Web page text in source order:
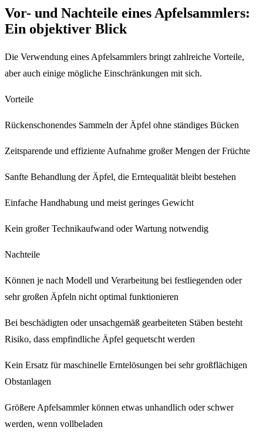
Vor- und Nachteile eines Apfelsammlers:
Ein objektiver Blick
Die Verwendung eines Apfelsammlers bringt zahlreiche Vorteile,
aber auch einige mögliche Einschränkungen mit sich.
Vorteile
Rückenschonendes Sammeln der Äpfel ohne ständiges Bücken
Zeitsparende und effiziente Aufnahme großer Mengen der Früchte
Sanfte Behandlung der Äpfel, die Erntequalität bleibt bestehen
Einfache Handhabung und meist geringes Gewicht
Kein großer Technikaufwand oder Wartung notwendig
Nachteile
Können je nach Modell und Verarbeitung bei festliegenden oder
sehr großen Äpfeln nicht optimal funktionieren
Bei beschädigten oder unsachgemäß gearbeiteten Stäben besteht
Risiko, dass empfindliche Äpfel gequetscht werden
Kein Ersatz für maschinelle Erntelösungen bei sehr großflächigen
Obstanlagen
Größere Apfelsammler können etwas unhandlich oder schwer
werden, wenn vollbeladen